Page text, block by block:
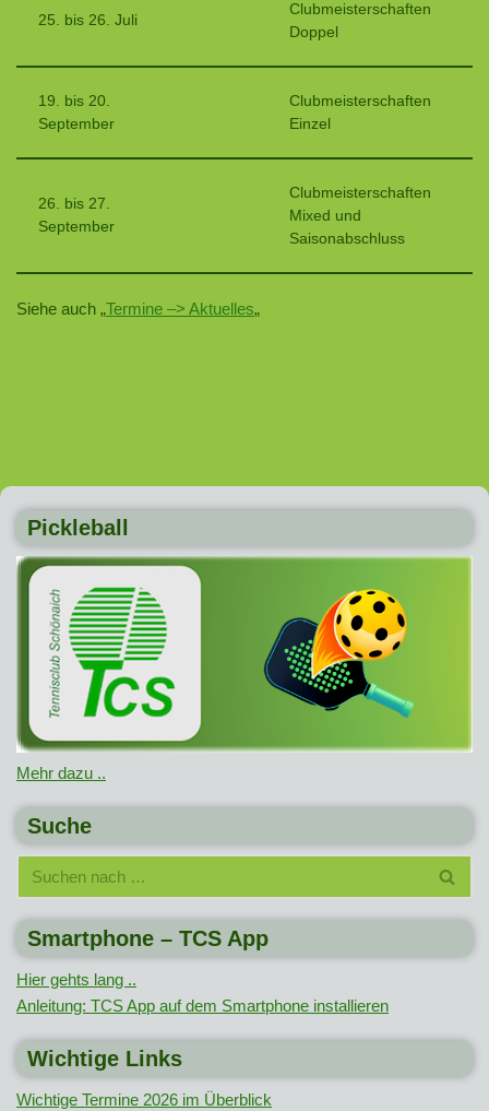
25. bis 26. Juli
Clubmeisterschaften
Doppel
19. bis 20.
September
Clubmeisterschaften
Einzel
26. bis 27.
September
Clubmeisterschaften
Mixed und
Saisonabschluss
Siehe auch „Termine –> Aktuelles„
Pickleball
Mehr dazu ..
Suche
Smartphone – TCS App
Hier gehts lang ..
Anleitung: TCS App auf dem Smartphone installieren
Wichtige Links
Wichtige Termine 2026 im Überblick